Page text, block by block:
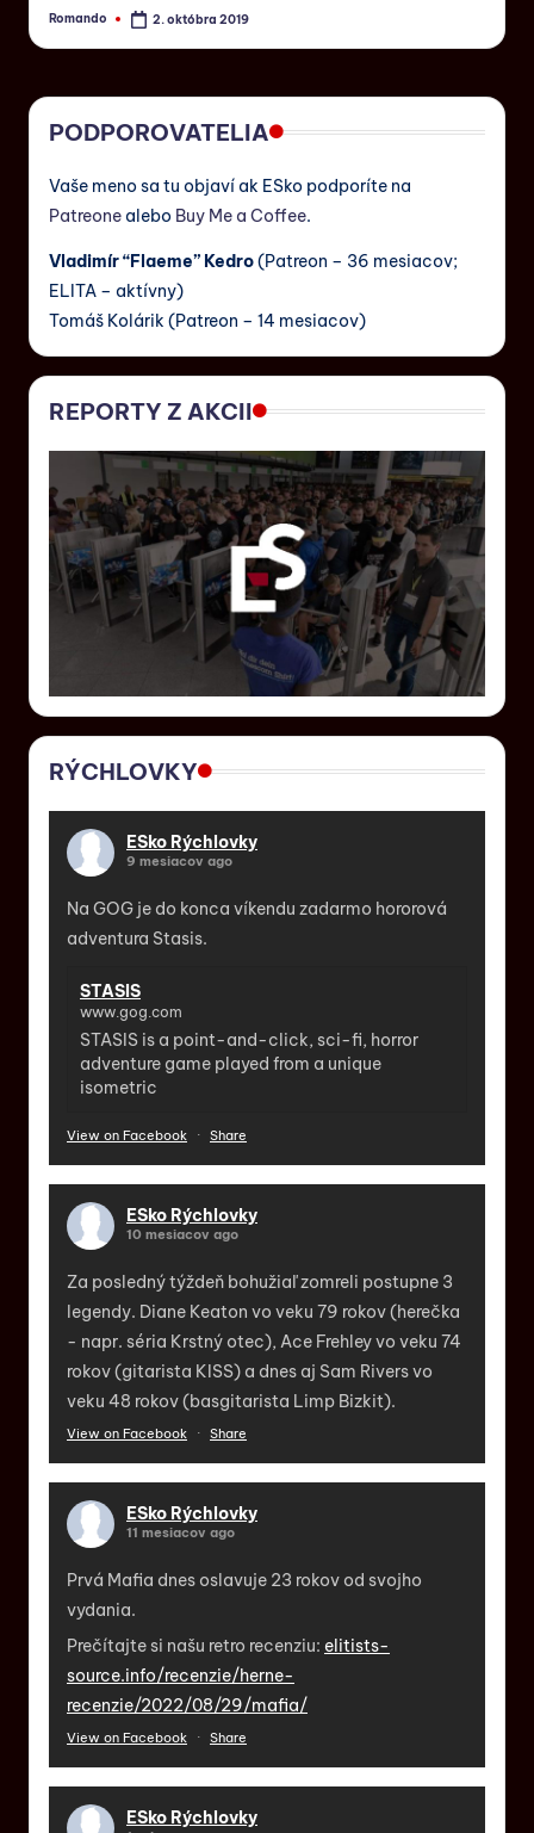
Romando 2. októbra 2019
PODPOROVATELIA
Vaše meno sa tu objaví ak ESko podporíte na
Patreone alebo Buy Me a Coffee.
Vladimír “Flaeme” Kedro(Patreon – 36 mesiacov;
ELITA – aktívny)
Tomáš Kolárik (Patreon – 14 mesiacov)
REPORTY Z AKCII
RÝCHLOVKY
ESko Rýchlovky
9 mesiacov ago
Na GOG je do konca víkendu zadarmo hororová
adventura Stasis.
STASIS
www.gog.com
STASIS is a point-and-click, sci-fi, horror
adventure game played from a unique
isometric
View on Facebook · Share
ESko Rýchlovky
10 mesiacov ago
Za posledný týždeň bohužiaľ zomreli postupne 3
legendy. Diane Keaton vo veku 79 rokov (herečka
- napr. séria Krstný otec), Ace Frehley vo veku 74
rokov (gitarista KISS) a dnes aj Sam Rivers vo
veku 48 rokov (basgitarista Limp Bizkit).
View on Facebook · Share
ESko Rýchlovky
11 mesiacov ago
Prvá Mafia dnes oslavuje 23 rokov od svojho
vydania.
Prečítajte si našu retro recenziu: elitists-
source.info/recenzie/herne-
recenzie/2022/08/29/mafia/
View on Facebook · Share
ESko Rýchlovky